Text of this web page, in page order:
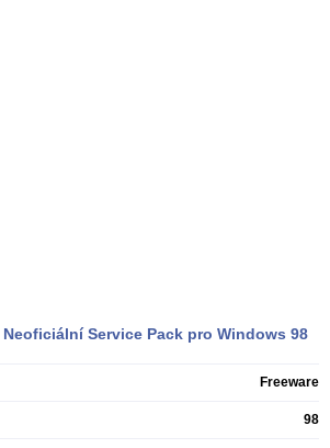
Neoficiální Service Pack pro Windows 98
Freeware
98